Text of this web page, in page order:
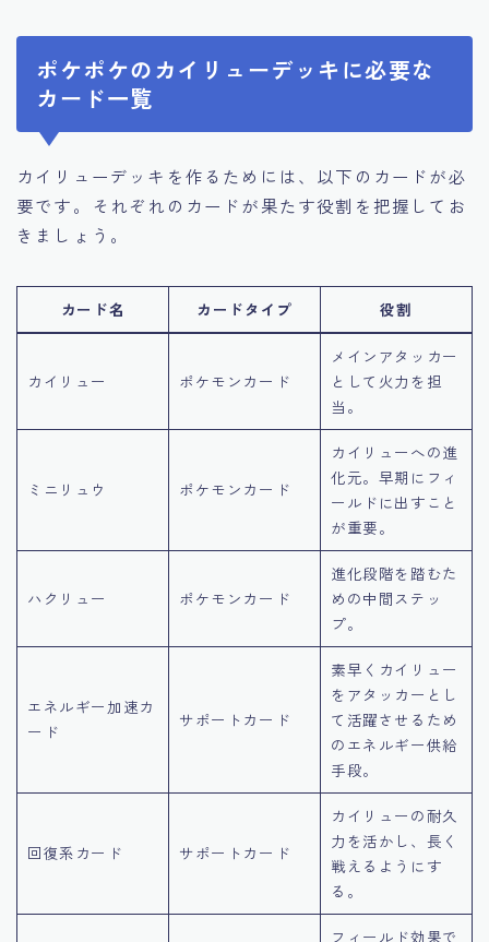
ポケポケのカイリューデッキに必要な
カード一覧
カイリューデッキを作るためには、以下のカードが必
要です。それぞれのカードが果たす役割を把握してお
きましょう。
カード名 カードタイプ 役割
カイリュー ポケモンカード
メインアタッカー
として火力を担
当。
ミニリュウ ポケモンカード
カイリューへの進
化元。早期にフィ
ールドに出すこと
が重要。
ハクリュー ポケモンカード
進化段階を踏むた
めの中間ステッ
プ。
エネルギー加速カ
ード
サポートカード
素早くカイリュー
をアタッカーとし
て活躍させるため
のエネルギー供給
手段。
回復系カード サポートカード
カイリューの耐久
力を活かし、長く
戦えるようにす
る。
フィールド効果で